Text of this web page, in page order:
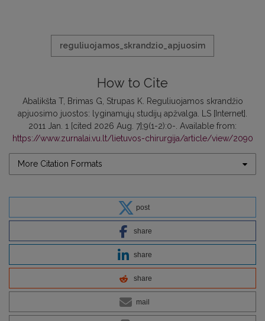
reguliuojamos_skrandzio_apjuosim
How to Cite
Abalikšta T, Brimas G, Strupas K. Reguliuojamos skrandžio
apjuosimo juostos: lyginamųjų studijų apžvalga. LS [Internet].
2011 Jan. 1 [cited 2026 Aug. 7];9(1-2):0-. Available from:
https://www.zurnalai.vu.lt/lietuvos-chirurgija/article/view/2090
More Citation Formats
post
share
share
share
mail